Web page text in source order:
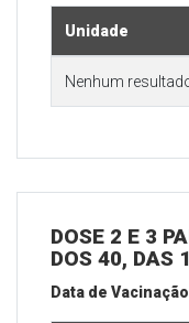
Unidade
Nenhum
DOSE 2 E 3
DOS 40, DAS
Data de